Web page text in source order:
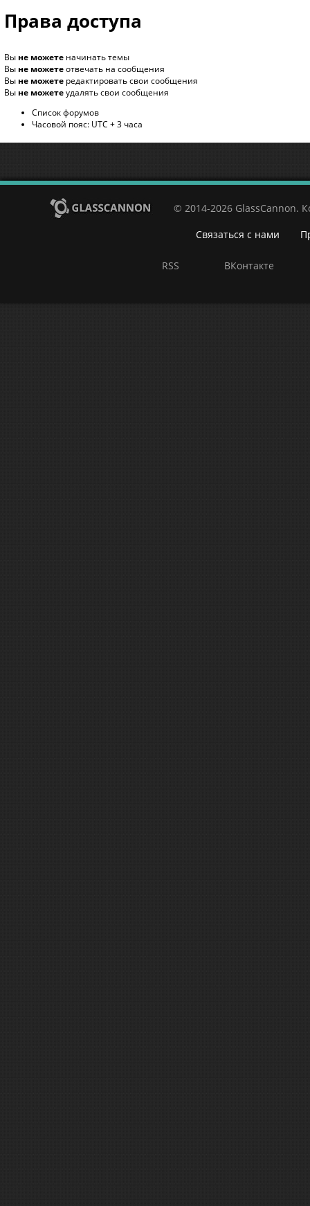
Права доступа
Вы не можете начинать темы
Вы не можетеотвечать на сообщения
Вы не можете редактировать свои сообщения
Вы не можетеудалять свои сообщения
Список форумов
Часовой пояс: UTC + 3 часа
© 2014-2026 GlassCannon.
Связаться с нами
RSS ВКонтакте